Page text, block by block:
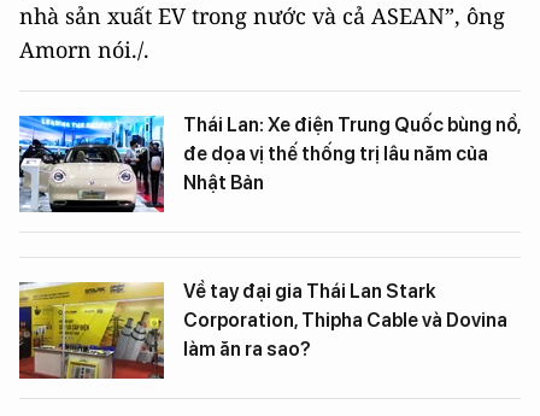
nhà sản xuất EV trong nước và cả ASEAN”, ông
Amorn nói./.
Thái Lan: Xe điện Trung Quốc bùng nổ,
đe dọa vị thế thống trị lâu năm của
Nhật Bản
Về tay đại gia Thái Lan Stark
Corporation, Thipha Cable và Dovina
làm ăn ra sao?